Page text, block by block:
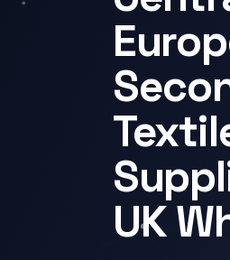
UK